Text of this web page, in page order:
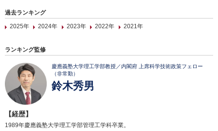
過去ランキング
2025年
2024年 2023年 2022年 2021年
ランキング監修
慶應義塾大学理工学部教授／内閣府 上席科学技術政策フェロー
（非常勤）
鈴木秀男
【経歴】
1989年慶應義塾大学理工学部管理工学科卒業。